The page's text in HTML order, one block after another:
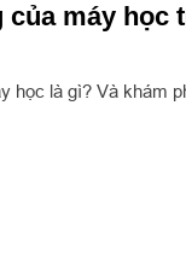
của máy học
học là gì? Và khám